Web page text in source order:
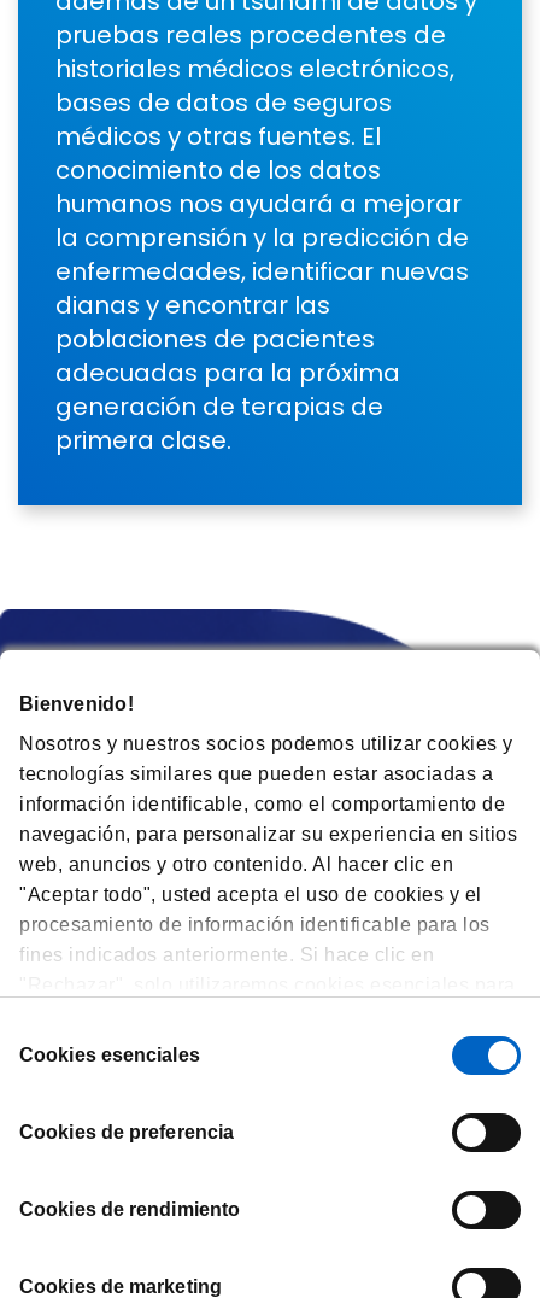
Bienvenido!
Nosotros y nuestros socios podemos utilizar cookies y
tecnologías similares que pueden estar asociadas a
información identificable, como el comportamiento de
navegación, para personalizar su experiencia en sitios
web, anuncios y otro contenido. Al hacer clic en
"Aceptar todo", usted acepta el uso de cookies y el
procesamiento de información identificable para los
fines indicados anteriormente. Si hace clic en
personalizarlo. En cualquier momento, puede ver,
cambiar o retirar su consentimiento haciendo clic en
página.
deCookies esenciales
Cookies de preferencia
Cookies de rendimiento
Cookies de marketing
pruebas reales procedentes de
historiales médicos electrónicos,
bases de datos de seguros
médicos y otras fuentes. El
conocimiento de los datos
humanos nos ayudará a mejorar
la comprensión y la predicción de
enfermedades, identificar nuevas
dianas y encontrar las
poblaciones de pacientes
adecuadas para la próxima
generación de terapias de
primera clase.
Amgen Idea
Nuestro programa para incentivar la
investigación clínica en Colombia
AMGEN IDEA